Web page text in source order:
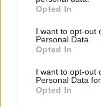
grant or deny
use your data for
consent section.
Opted In
I want to opt-out
Personal Data.
Opted In
I want to opt-out
Personal Data
Opted In
Ha Ádám és